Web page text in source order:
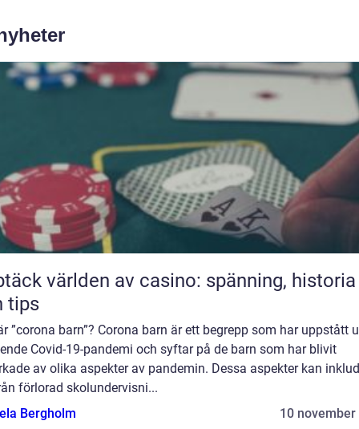
världen av casino: spänning, historia
tips
”corona barn”? Corona barn är ett begrepp som har uppstått
Covid-19-pandemi och syftar på de barn som har blivit
av olika aspekter av pandemin. Dessa aspekter kan
förlorad skolundervisni...
Bergholm
10 november